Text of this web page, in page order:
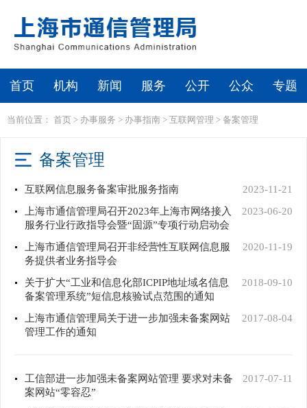
首页 机构 新闻 服务 公开 公众 专题
当前位置： 首页 > 办事服务 > 办事指南 > 互联网管理 > 备案管理
备案管理
2023-11-21
互联网信息服务备案审批服务指南
2023-06-20
上海市通信管理局召开2023年上海市网络接入
服务行业行政指导会暨“固源”专项行动启动会
2020-11-19
上海市通信管理局召开非经营性互联网信息服
务提供者业务指导会
2018-09-10
关于扩大“工业和信息化部ICPIP地址域名信息
备案管理系统”短信息核验试点范围的通知
2017-08-04
上海市通信管理局关于进一步加强未备案网站
管理工作的通知
2017-07-11
工信部进一步加强未备案网站管理 要求对未备
案网站“零容忍”